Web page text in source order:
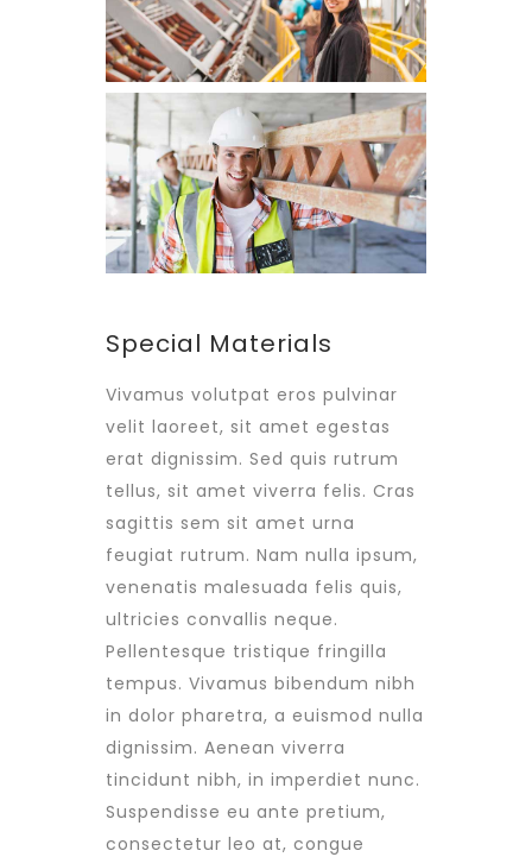
Special Materials
Vivamus volutpat eros pulvinar
velit laoreet, sit amet egestas
erat dignissim. Sed quis rutrum
tellus, sit amet viverra felis. Cras
sagittis sem sit amet urna
feugiat rutrum. Nam nulla ipsum,
venenatis malesuada felis quis,
ultricies convallis neque.
Pellentesque tristique fringilla
tempus. Vivamus bibendum nibh
in dolor pharetra, a euismod nulla
dignissim. Aenean viverra
tincidunt nibh, in imperdiet nunc.
Suspendisse eu ante pretium,
consectetur leo at, congue